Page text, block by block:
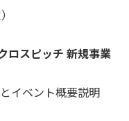
ロスピッチ 新規事業
イベント概要説明